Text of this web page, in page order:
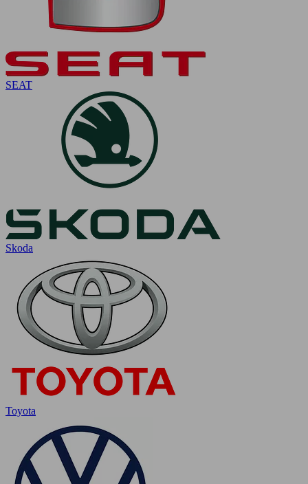
SEAT
Skoda
Toyota